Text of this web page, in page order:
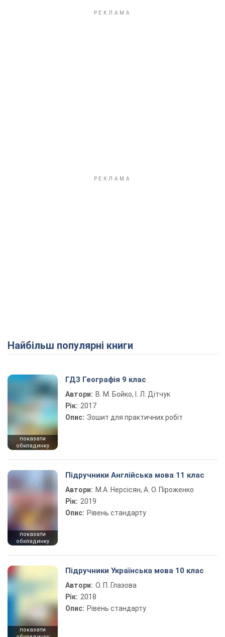
Найбільш популярні книги
показати
обкладинку
ГДЗ Географія 9 клас
Автори: В. М. Бойко, І. Л. Дітчук
Рік: 2017
Опис: Зошит для практичних робіт
показати
обкладинку
Підручники Англійська мова 11 клас
Автори: М.А. Нерсісян, А. О. Піроженко
Рік: 2019
Опис: Рівень стандарту
показати
Підручники Українська мова 10 клас
Автори: О. П. Глазова
Рік: 2018
Опис: Рівень стандарту